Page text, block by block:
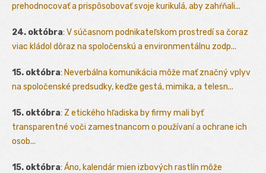
prehodnocovať a prispôsobovať svoje kurikulá, aby zahŕňali...
24. októbra: V súčasnom podnikateľskom prostredí sa čoraz
viac kládol dôraz na spoločenskú a environmentálnu zodp...
15. októbra: Neverbálna komunikácia môže mať značný vplyv
na spoločenské predsudky, keďže gestá, mimika, a telesn...
15. októbra: Z etického hľadiska by firmy mali byť
transparentné voči zamestnancom o používaní a ochrane ich
osob...
15. októbra: Áno, kalendár mien izbových rastlín môže